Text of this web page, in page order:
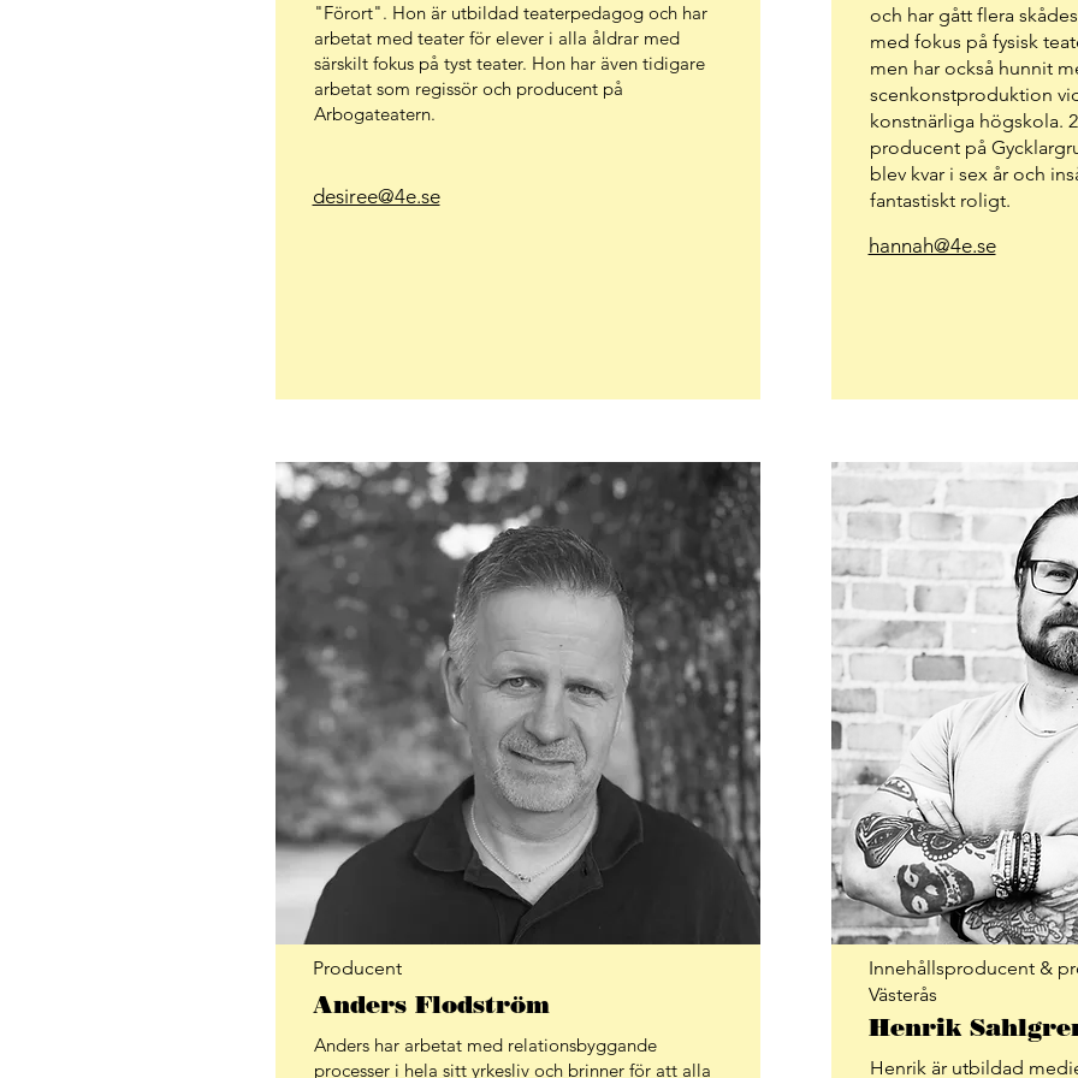
"Förort". Hon är utbildad teaterpedagog och har
arbetat med teater för elever i alla åldrar med
särskilt fokus på tyst teater. Hon har även tidigare
arbetat som regissör och producent på
Arbogateatern.
desiree@4e.se
Producent
Anders Flodström
Anders har arbetat med relationsbyggande
processer i hela sitt yrkesliv och brinner för att alla
och har gått flera
med fokus på fysisk
men har också hunnit
scenkonstproduktion
konstnärliga högskola.
producent på
blev kvar i sex år och
fantastiskt roligt.
hannah@4e.se
Innehållsproducent &
Västerås
Henrik
Henrik är utbildad